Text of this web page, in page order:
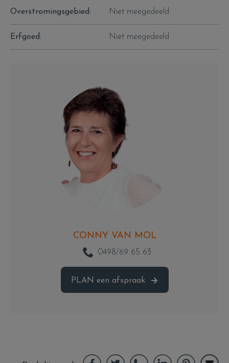
Overstromingsgebied: Niet meegedeeld
Erfgoed: Niet meegedeeld
PLAN een afspraak
CONNY VAN MOL
0498/69 65 63